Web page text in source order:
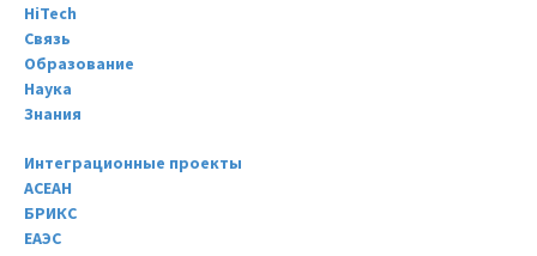
HiTech
Связь
Образование
Наука
Знания
Интеграционные проекты
АСЕАН
БРИКС
ЕАЭС